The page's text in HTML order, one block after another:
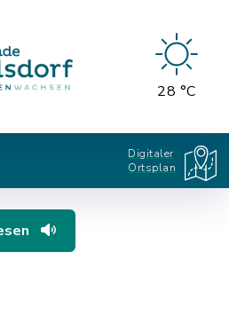
28 °C
Digitaler
Ortsplan